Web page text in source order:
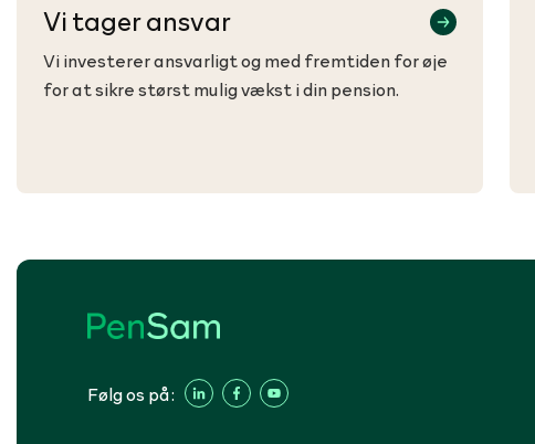
Vi tager ansvar
Vi investerer ansvarligt og med fremtiden for øje
for at sikre størst mulig vækst i din pension.
Følg os på: